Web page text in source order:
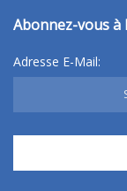
Abonnez-vous à
Adresse E-Mail: